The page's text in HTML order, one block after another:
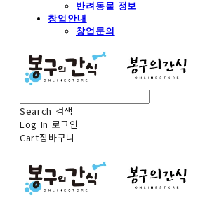
반려동물 정보
창업안내
창업문의
Search 검색
Log In 로그인
Cart장바구니